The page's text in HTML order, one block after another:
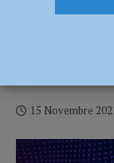
Tabbiani
15 Novembre